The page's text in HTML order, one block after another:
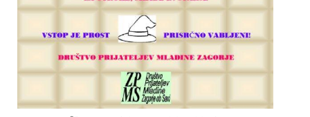
Lokalne volitve
Strateški dokumenti
Katalog informacij javnega značaja